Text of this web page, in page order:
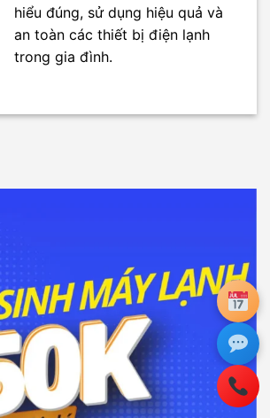
hiểu đúng, sử dụng hiệu quả và
an toàn các thiết bị điện lạnh
trong gia đình.